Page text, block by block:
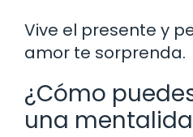
Vive el presente y
amor te sorprenda.
¿Cómo
una